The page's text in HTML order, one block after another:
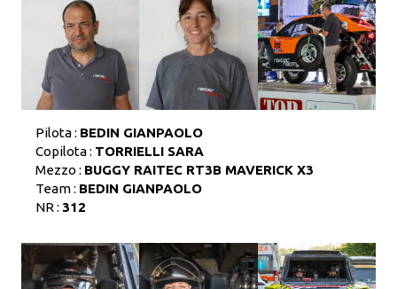
Pilota : BEDIN GIANPAOLO
Copilota : TORRIELLI SARA
Mezzo : BUGGY RAITEC RT3B MAVERICK X3
Team : BEDIN GIANPAOLO
NR : 312